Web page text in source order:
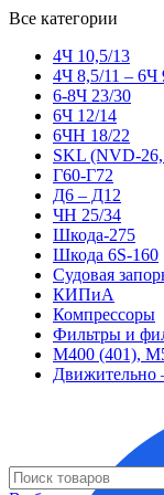
Все категории
4Ч 10,5/13
4Ч 8,5/11 – 6Ч
6-8Ч 23/30
6Ч 12/14
6ЧН 18/22
SKL (NVD-
Г60-Г72
Д6 – Д12
ЧН 25/34
Шкода-275
Шкода 6S-160
Судовая
КИПиА
Компрессоры
Фильтры и
М400 (401),
Движительно